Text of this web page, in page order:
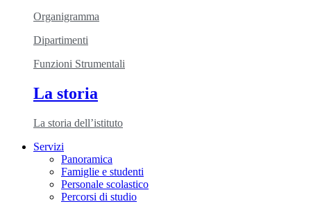
Organigramma
Dipartimenti
Funzioni Strumentali
La storia
La storia dell’istituto
Servizi
Panoramica
Famiglie e studenti
Personale scolastico
Percorsi di studio